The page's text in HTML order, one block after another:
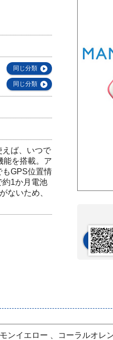
同じ分類
同じ分類
えば、いつで
能を搭載。ア
もGPS位置情
約1か月電池
ないため、
ンイエロー 、コーラルオレ